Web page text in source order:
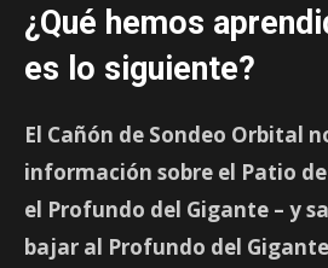
¿Qué hemos
es lo siguiente?
El Cañón de Sondeo Orbital
información sobre el Patio
el Profundo del Gigante – y
bajar al Profundo del